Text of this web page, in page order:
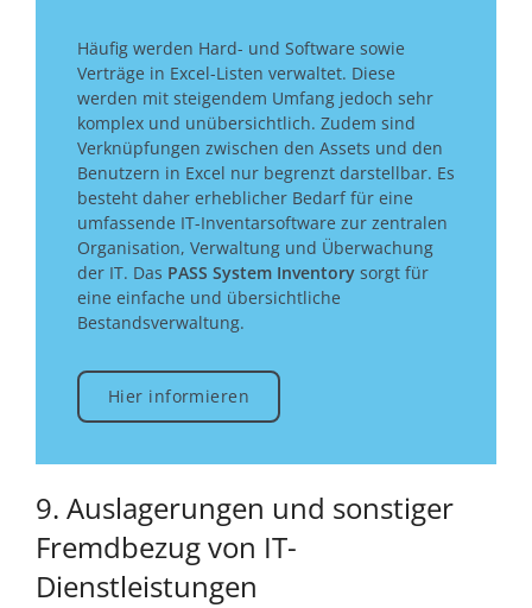
Häufig werden Hard- und Software sowie
Verträge in Excel-Listen verwaltet. Diese
werden mit steigendem Umfang jedoch sehr
komplex und unübersichtlich. Zudem sind
Verknüpfungen zwischen den Assets und den
Benutzern in Excel nur begrenzt darstellbar. Es
besteht daher erheblicher Bedarf für eine
umfassende IT-Inventarsoftware zur zentralen
Organisation, Verwaltung und Überwachung
der IT. Das PASS System Inventory sorgt für
eine einfache und übersichtliche
Bestandsverwaltung.
Hier informieren
9. Auslagerungen und sonstiger
Fremdbezug von IT-
Dienstleistungen